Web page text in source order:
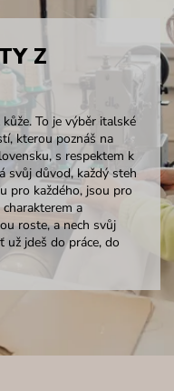
Z
To je výběr italské
kterou poznáš na
s respektem k
svůj důvod, každý steh
pro každého, jsou pro
a
roste, a nech svůj
jdeš do práce, do